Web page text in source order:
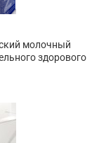
молочный
здорового